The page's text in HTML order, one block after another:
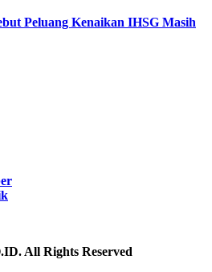
Peluang Kenaikan IHSG Masih
All Rights Reserved